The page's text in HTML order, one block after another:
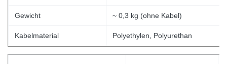
Gewicht ~ 0,3 kg (ohne Kabel)
Kabelmaterial Polyethylen, Polyurethan